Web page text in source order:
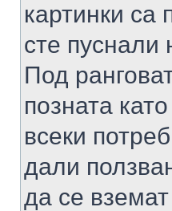
картинки са
сте
Под
позната
всеки
дали
да се